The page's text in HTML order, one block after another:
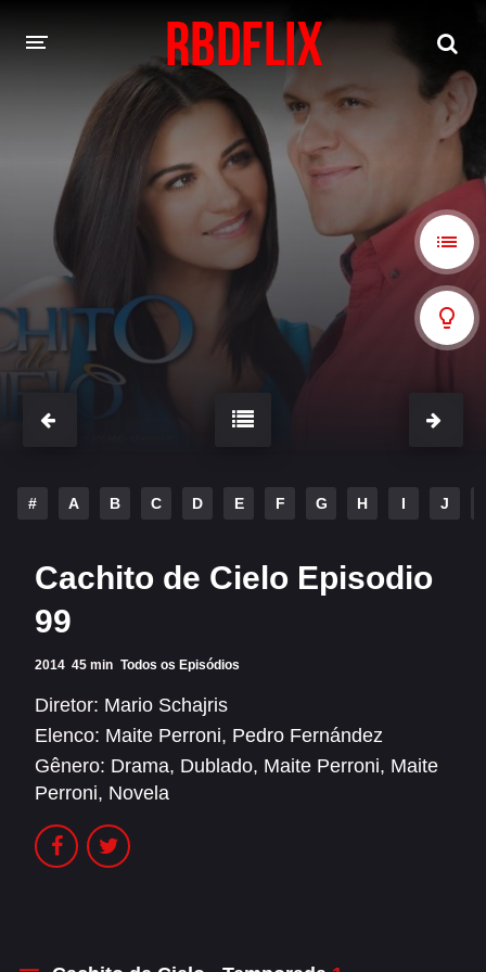
HOME
REBELDE
Rebelde: En Español Rebelde: Dublado
FILMES
Alfonso Herrera Anahí
Christian Chávez Christopher Von Uckermann
Alfonso Herrera Anahí
Dulce María Maite Perroni
RBD
Alfonso Herrera Anahí
Dulce María
RBD
# A B C D E F G H I J
Cachito de Cielo Episodio
99
2014 45 min Todos os Episódios
Diretor: Mario Schajris
Elenco: Maite Perroni, Pedro Fernández
Gênero: Drama, Dublado, Maite Perroni, Maite
Perroni, Novela